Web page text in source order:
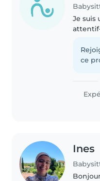
Je suis
petits.
ce
Ines